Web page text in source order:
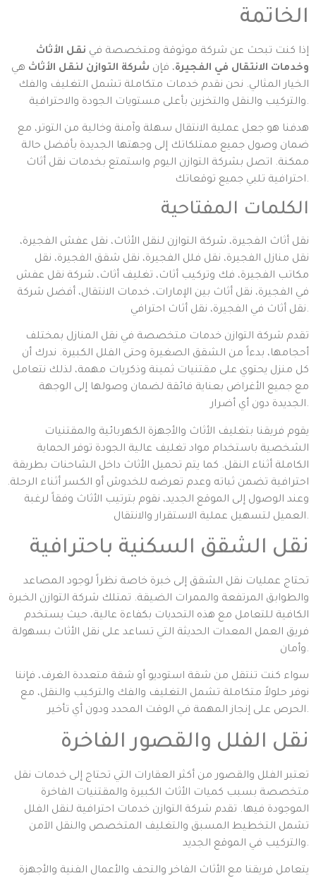
الخاتمة
إذا كنت تبحث عن شركة موثوقة ومتخصصة في نقل الأثاث
وخدمات الانتقال في الفجيرة، فإن شركة التوازن لنقل الأثاث هي
الخيار المثالي. نحن نقدم خدمات متكاملة تشمل التغليف والفك
والتركيب والنقل والتخزين بأعلى مستويات الجودة والاحترافية.
هدفنا هو جعل عملية الانتقال سهلة وآمنة وخالية من التوتر، مع
ضمان وصول جميع ممتلكاتك إلى وجهتها الجديدة بأفضل حالة
ممكنة. اتصل بشركة التوازن اليوم واستمتع بخدمات نقل أثاث
احترافية تلبي جميع توقعاتك.
الكلمات المفتاحية
نقل أثاث الفجيرة، شركة التوازن لنقل الأثاث، نقل عفش الفجيرة،
نقل منازل الفجيرة، نقل فلل الفجيرة، نقل شقق الفجيرة، نقل
مكاتب الفجيرة، فك وتركيب أثاث، تغليف أثاث، شركة نقل عفش
في الفجيرة، نقل أثاث بين الإمارات، خدمات الانتقال، أفضل شركة
نقل أثاث في الفجيرة، نقل أثاث احترافي.
تقدم شركة التوازن خدمات متخصصة في نقل المنازل بمختلف
أحجامها، بدءاً من الشقق الصغيرة وحتى الفلل الكبيرة. ندرك أن
كل منزل يحتوي على مقتنيات ثمينة وذكريات مهمة، لذلك نتعامل
مع جميع الأغراض بعناية فائقة لضمان وصولها إلى الوجهة
الجديدة دون أي أضرار.
يقوم فريقنا بتغليف الأثاث والأجهزة الكهربائية والمقتنيات
الشخصية باستخدام مواد تغليف عالية الجودة توفر الحماية
الكاملة أثناء النقل. كما يتم تحميل الأثاث داخل الشاحنات بطريقة
احترافية تضمن ثباته وعدم تعرضه للخدوش أو الكسر أثناء الرحلة.
وعند الوصول إلى الموقع الجديد، نقوم بترتيب الأثاث وفقاً لرغبة
العميل لتسهيل عملية الاستقرار والانتقال.
نقل الشقق السكنية باحترافية
تحتاج عمليات نقل الشقق إلى خبرة خاصة نظراً لوجود المصاعد
والطوابق المرتفعة والممرات الضيقة. تمتلك شركة التوازن الخبرة
الكافية للتعامل مع هذه التحديات بكفاءة عالية، حيث يستخدم
فريق العمل المعدات الحديثة التي تساعد على نقل الأثاث بسهولة
وأمان.
سواء كنت تنتقل من شقة استوديو أو شقة متعددة الغرف، فإننا
نوفر حلولاً متكاملة تشمل التغليف والفك والتركيب والنقل، مع
الحرص على إنجاز المهمة في الوقت المحدد ودون أي تأخير.
نقل الفلل والقصور الفاخرة
تعتبر الفلل والقصور من أكثر العقارات التي تحتاج إلى خدمات نقل
متخصصة بسبب كميات الأثاث الكبيرة والمقتنيات الفاخرة
الموجودة فيها. تقدم شركة التوازن خدمات احترافية لنقل الفلل
تشمل التخطيط المسبق والتغليف المتخصص والنقل الآمن
والتركيب في الموقع الجديد.
يتعامل فريقنا مع الأثاث الفاخر والتحف والأعمال الفنية والأجهزة